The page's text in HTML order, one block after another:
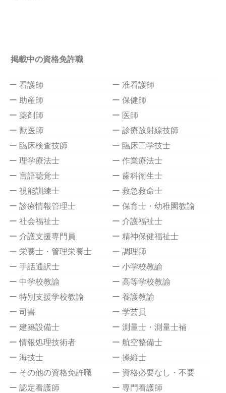
掲載中の資格免許職
ー 看護師
ー 准看護師
ー 助産師
ー 保健師
ー 薬剤師
ー 医師
ー 獣医師
ー 診療放射線技師
ー 臨床検査技師
ー 臨床工学技士
ー 理学療法士
ー 作業療法士
ー 言語聴覚士
ー 歯科衛生士
ー 視能訓練士
ー 救急救命士
ー 診療情報管理士
ー 保育士・幼稚園教諭
ー 社会福祉士
ー 介護福祉士
ー 介護支援専門員
ー 精神保健福祉士
ー 栄養士・管理栄養士
ー 調理師
ー 手話通訳士
ー 小学校教諭
ー 中学校教諭
ー 高等学校教諭
ー 特別支援学校教諭
ー 養護教諭
ー 司書
ー 学芸員
ー 建築設備士
ー 測量士・測量士補
ー 情報処理技術者
ー 航空整備士
ー 海技士
ー 操縦士
ー その他の資格免許職
ー 資格必要なし・不要
ー 認定看護師
ー 専門看護師